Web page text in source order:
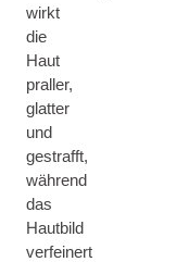
wirkt
die
Haut
praller,
glatter
und
gestrafft,
während
das
Hautbild
verfeinert